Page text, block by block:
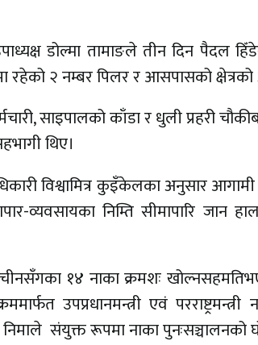
डोल्मा तामाङले तीन दिन पैदल
रहेको २ नम्बर पिलर र आसपासको
साइपालको काँडा र धुली प्रहरी
थिए।
विश्वामित्र कुइँकेलका अनुसार
व्यवसायका निम्ति सीमापारि जान
१४ नाका क्रमशः
उपप्रधानमन्त्री एवं
संयुक्त रूपमा नाका पुनःसञ्चालनको